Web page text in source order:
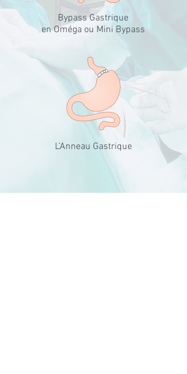
Bypass Gastrique
en Oméga ou Mini Bypass
L’Anneau Gastrique